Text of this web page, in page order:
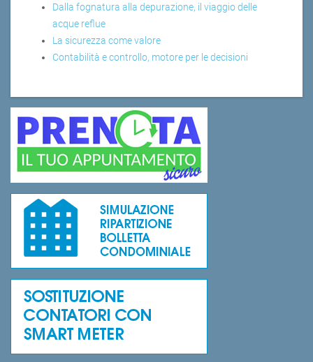
Dalla fognatura alla depurazione, il viaggio delle
acque reflue
La sicurezza come valore
Contabilità e controllo, motore per le decisioni